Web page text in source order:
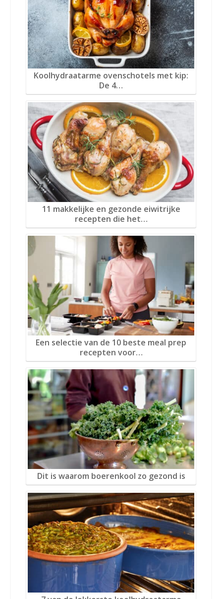
Koolhydraatarme ovenschotels met kip:
De 4…
11 makkelijke en gezonde eiwitrijke
recepten die het…
Een selectie van de 10 beste meal prep
recepten voor…
Dit is waarom boerenkool zo gezond is